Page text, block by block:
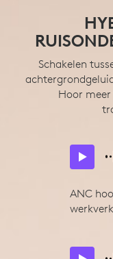
Schakelen
Hoor
ANC
Vergaderingen
drivers van 40
Iedereen hoort
basis van een
mobiele app